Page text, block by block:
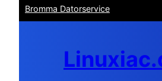
Bromma Datorservice